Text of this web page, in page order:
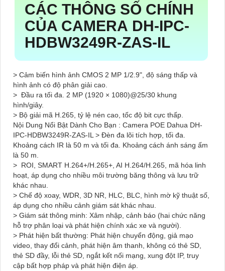
CÁC THÔNG SỐ CHÍNH
CỦA CAMERA DH-IPC-
HDBW3249R-ZAS-IL
> Cảm biến hình ảnh CMOS 2 MP 1/2.9", độ sáng thấp và
hình ảnh có độ phân giải cao.
> Đầu ra tối đa. 2 MP (1920 × 1080)@25/30 khung
hình/giây.
> Bộ giải mã H.265, tỷ lệ nén cao, tốc độ bit cực thấp.
Nội Dung Nổi Bật Dành Cho Bạn : Camera POE Dahua DH-
IPC-HDBW3249R-ZAS-IL > Đèn đa lõi tích hợp, tối đa.
Khoảng cách IR là 50 m và tối đa. Khoảng cách ánh sáng ấm
là 50 m.
> ROI, SMART H.264+/H.265+, AI H.264/H.265, mã hóa linh
hoạt, áp dụng cho nhiều môi trường băng thông và lưu trữ
khác nhau.
> Chế độ xoay, WDR, 3D NR, HLC, BLC, hình mờ kỹ thuật số,
áp dụng cho nhiều cảnh giám sát khác nhau.
> Giám sát thông minh: Xâm nhập, cảnh báo (hai chức năng
hỗ trợ phân loại và phát hiện chính xác xe và người).
> Phát hiện bất thường: Phát hiện chuyển động, giả mạo
video, thay đổi cảnh, phát hiện âm thanh, không có thẻ SD,
thẻ SD đầy, lỗi thẻ SD, ngắt kết nối mạng, xung đột IP, truy
cập bất hợp pháp và phát hiện điện áp.